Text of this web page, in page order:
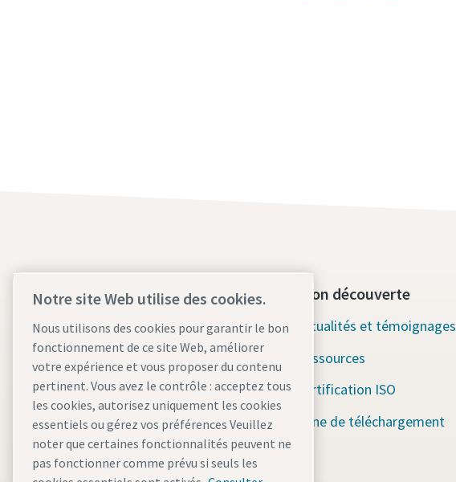
Contactez-nous dès aujourd'hui
Assistance d'urgence 24h/24 et
7j/7
Nos services
Parc
Industries
Section découverte
Actualités et témoignages
Ressources
Certification ISO
Zone de téléchargement
Notre site Web utilise des cookies.
Nous utilisons des cookies pour garantir le bon
fonctionnement de ce site Web, améliorer
votre expérience et vous proposer du contenu
pertinent. Vous avez le contrôle : acceptez tous
les cookies, autorisez uniquement les cookies
essentiels ou gérez vos préférences Veuillez
noter que certaines fonctionnalités peuvent ne
pas fonctionner comme prévu si seuls les